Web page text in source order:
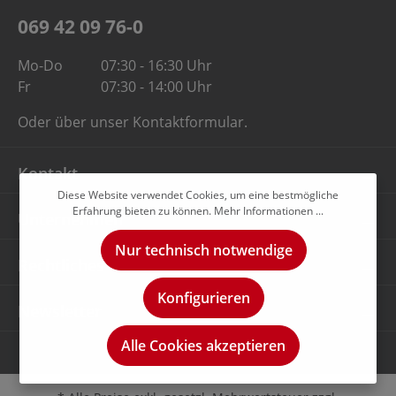
069 42 09 76-0
Mo-Do
07:30 - 16:30 Uhr
Fr
07:30 - 14:00 Uhr
Oder über unser Kontaktformular.
Kontakt
Unternehmen
Rechtliches
Diese Website verwendet Cookies, um eine bestmögliche
Erfahrung bieten zu können. Mehr Informationen ...
Nur technisch notwendige
Konfigurieren
Alle Cookies akzeptieren